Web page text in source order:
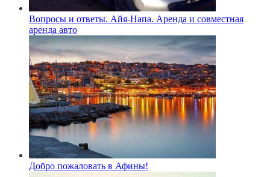
Вопросы и ответы. Айя-Напа. Аренда и совместная
аренда авто
Добро пожаловать в Афины!